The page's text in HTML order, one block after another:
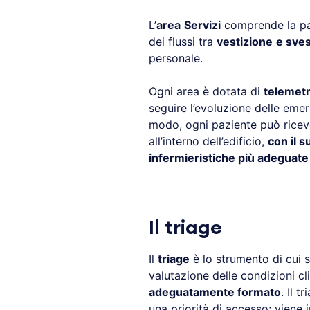
L’area Servizicomprende la
dei flussi tra vestizione e
personale.
Ogni area è dotata di
seguire l’evoluzione delle
modo, ogni paziente può
all’interno dell’edificio, con il
infermieristiche più
Il triage
Il triage è lo strumento di cui
valutazione delle condizioni
adeguatamente formato. Il